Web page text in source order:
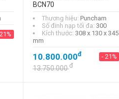
BCN70
Thương hiệu: Puncham
Số đinh nạp tối đa: 300
Kích thước: 308 x 130 x 345
mm
10.800.000đ - 21%
13.750.000đ